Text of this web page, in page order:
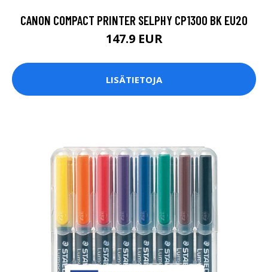
CANON COMPACT PRINTER SELPHY CP1300 BK EU20
147.9 EUR
LISÄTIETOJA